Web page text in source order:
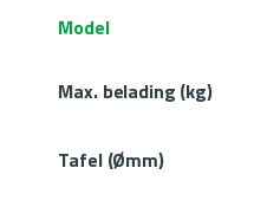
Model
Max. belading (kg)
Tafel (Ømm)